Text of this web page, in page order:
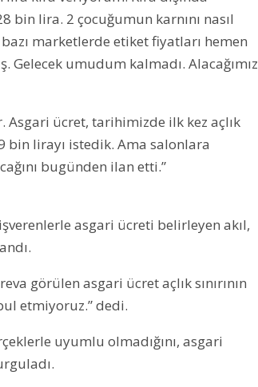
bin lira. 2 çocuğumun karnını nasıl
marketlerde etiket fiyatları hemen
Gelecek umudum kalmadı. Alacağımız
Asgari ücret, tarihimizde ilk kez açlık
bin lirayı istedik. Ama salonlara
bugünden ilan etti.”
asgari ücreti belirleyen akıl,
görülen asgari ücret açlık sınırının
etmiyoruz.” dedi.
uyumlu olmadığını, asgari
DENİZLER ÖLMEZ